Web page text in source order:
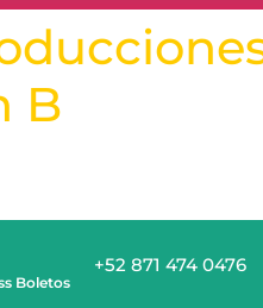
B
Boletos
+52 871 474 0476